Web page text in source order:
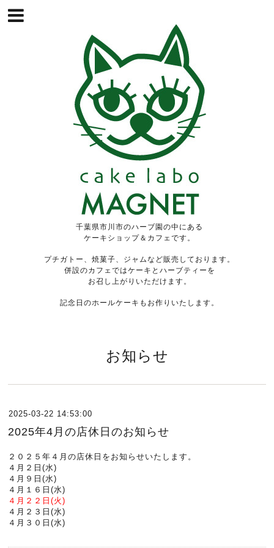
千葉県市川市のハーブ園の中にある
ケーキショップ＆カフェです。
プチガトー、焼菓子、ジャムなど販売しております。
併設のカフェではケーキとハーブティーを
お召し上がりいただけます。
記念日のホールケーキもお作りいたします。
お知らせ
2025-03-22 14:53:00
2025年4月の店休日のお知らせ
２０２５年４月の店休日をお知らせいたします。
４月２日(水)
４月９日(水)
４月１６日(水)
４月２２日(火)
４月２３日(水)
４月３０日(水)